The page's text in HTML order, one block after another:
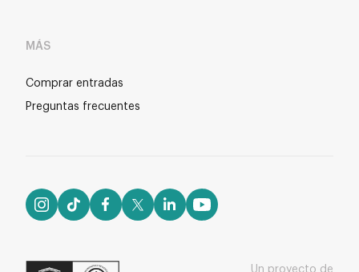
MÁS
Comprar entradas
Preguntas frecuentes
Un proyecto de